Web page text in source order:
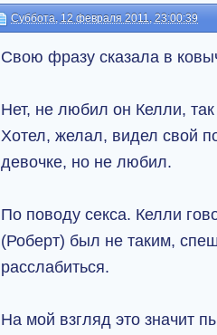
Суббота, 12 февраля 2011, 23:00:39
Свою фразу сказала в
Нет, не любил он Келли,
Хотел, желал, видел свой
девочке, но не любил.
По поводу секса. Келли
(Роберт) был не таким,
расслабиться.
На мой взгляд это значит